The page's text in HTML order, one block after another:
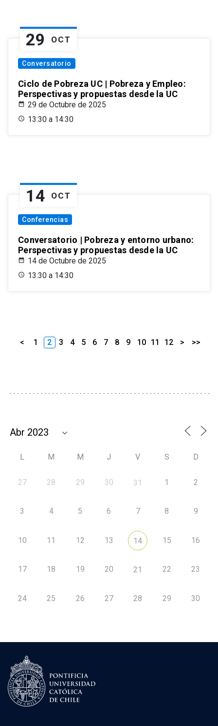
29 OCT
Conversatorio
Ciclo de Pobreza UC | Pobreza y Empleo:
Perspectivas y propuestas desde la UC
29 de Octubre de 2025
13:30 a 14:30
14 OCT
Conferencias
Conversatorio | Pobreza y entorno urbano:
Perspectivas y propuestas desde la UC
14 de Octubre de 2025
13:30 a 14:30
< 1 2 3 4 5 6 7 8 9 10 11 12 > >>
L M M J V S D
27 28 29 30 31 1 2
3 4 5 6 7 8 9
10 11 12 13 14 15 16
17 18 19 20 21 22 23
24 25 26 27 28 29 30